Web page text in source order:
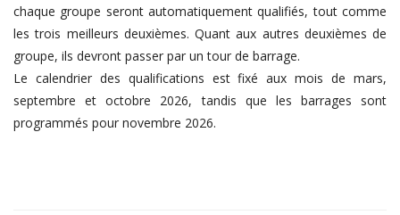
Handball
Volleyball
Basketball
Arts Martiaux
chaque groupe seront automatiquement qualifiés, tout comme
les trois meilleurs deuxièmes. Quant aux autres deuxièmes de
groupe, ils devront passer par un tour de barrage.
Le calendrier des qualifications est fixé aux mois de mars,
septembre et octobre 2026, tandis que les barrages sont
programmés pour novembre 2026.